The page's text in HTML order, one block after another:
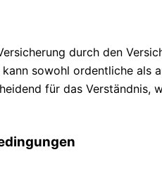
durch den
sowohl ordentliche als
für das Verständnis,